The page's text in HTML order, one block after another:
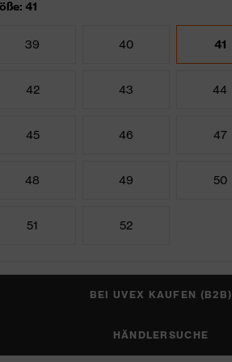
41
39 40 41
42 43 44
45 46 47
48 49 50
51 52
BEI UVEX KAUFEN (B2B)
HÄNDLERSUCHE